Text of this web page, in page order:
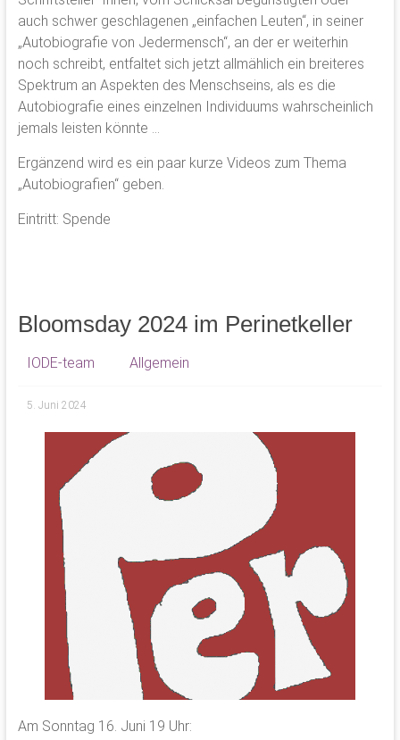
auch schwer geschlagenen „einfachen Leuten“, in seiner
„Autobiografie von Jedermensch“, an der er weiterhin
noch schreibt, entfaltet sich jetzt allmählich ein breiteres
Spektrum an Aspekten des Menschseins, als es die
Autobiografie eines einzelnen Individuums wahrscheinlich
jemals leisten könnte …
Ergänzend wird es ein paar kurze Videos zum Thema
„Autobiografien“ geben.
Eintritt: Spende
Bloomsday 2024 im Perinetkeller
IODE-team Allgemein
5. Juni 2024
Am Sonntag 16. Juni 19 Uhr: